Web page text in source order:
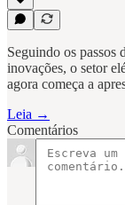
Seguindo os passos
inovações, o setor
agora começa a
Leia →
Comentários